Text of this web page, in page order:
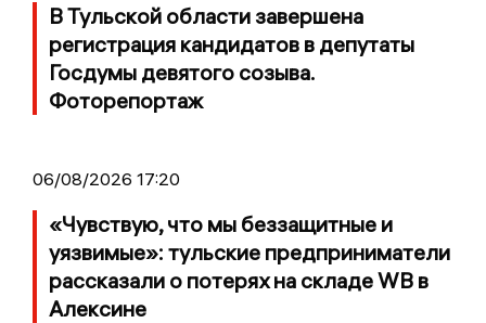
В Тульской области завершена
регистрация кандидатов в депутаты
Госдумы девятого созыва.
Фоторепортаж
06/08/2026 17:20
«Чувствую, что мы беззащитные и
уязвимые»: тульские предприниматели
рассказали о потерях на складе WB в
Алексине